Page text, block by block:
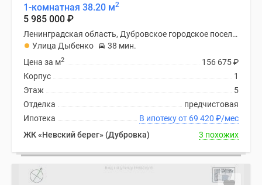
1-комнатная 38.20 м2
5 985 000 ₽
Ленинградская область, Дубровское городское поселение
Улица Дыбенко
38 мин.
156 675₽
Цена за м2
1
Корпус
5
Этаж
предчистовая
Отделка
В ипотеку от 69 420 ₽/мес
Ипотека
ЖК «Невский берег» (Дубровка)
3 похожих